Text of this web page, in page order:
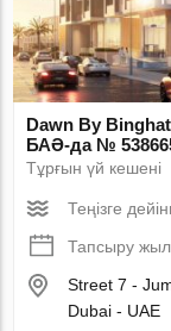
Dawn By
БАӘ-да №
Тұрғын үй кешені
Теңізге
Тапсыру
Street 7 -
Dubai - UAE